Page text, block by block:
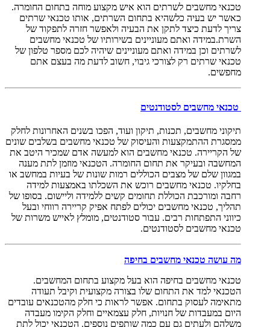
טכנאי מחשבים לשרתים הוא איש מקצוע מוחה בתחום החומרה.
כאשר יש בעיה כלשהיא בתחום השרתים, אותו טכנאי שרתים
צריך לדעת כיצד לתקן את הבעיה ולאפשר חזרה לתפקוד של
השרת.במידה ואתם מעוניינים בשירותיו של טכנאי מחשבים
לשרתים וכן במידה ואתם מעוניינים שיהיה לכם מספר טלפון של
טכנאי שרתים רק לצורכי גיבוי, חשוב לדעת מה בעצם אתם
מחפשים.
טכנאי מחשבים לסטודנטים
תיקוני מחשבים, תכנות, תיקון ועוד, הפכו בשנים האחרונות לחלק
ממסגרת ההתמקצעות והעיסוק של טכנאי מחשבים בשלבים שונים
של הקריירה. טכנאי מחשבים הוא למעשה אדם שמכיר היטב את
המחשבה ובעיקר את תחום החומרה. הטכנאי מוזמן לתת מענה
במגוון שלם של מצבים הכוללים רמות שונות של בעיות במחשב או
בחלקיו. טכנאי מחשבים רוכש את השכלתו באמצעות למידה
רחבה ומורכבת הכוללת תחומים קשים ללמידה וליישום. בסופו של
תהליך, טכנאי מחשבים יכולים לפתח אפיק קריירה רווחי ובעל
כיווני התפתחות רבים. עבור סטודנטים, מומלץ לאייש משרות של
טכנאי מחשבים לסטודנטים.
מה עושה טכנאי מחשבים בחיפה
טכנאי מחשבים בחיפה הוא בעל מקצוע בתחום המחשבים.
הטכנאי למד את התחום שלו בצורה מקצועית וקיבל תעודה
מתאימה לעסוק בתחום. אפשר לראות כי חלק מהטכנאים עובדים
היום במעבדות של חנויות, חלק עצמאיים וחלק הקימו מעבדה
משלהם ולעתים גם עם כמה שותפים נוספים. הטכנאי יכול לתת